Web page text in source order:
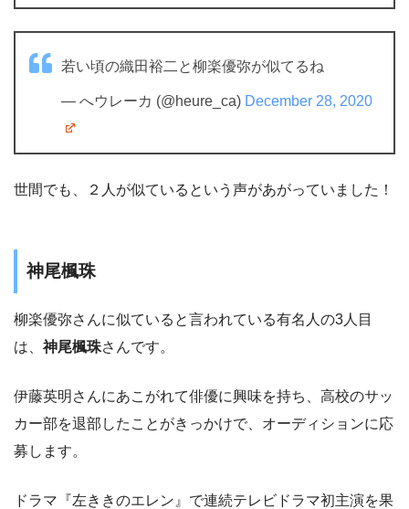
若い頃の織田裕二と柳楽優弥が似てるね
— へウレーカ (@heure_ca) December 28, 2020
世間でも、２人が似ているという声があがっていました！
神尾楓珠
柳楽優弥さんに似ていると言われている有名人の3人目
は、 神尾楓珠さんです。
伊藤英明さんにあこがれて俳優に興味を持ち、高校のサッ
カー部を退部したことがきっかけで、オーディションに応
募します。
ドラマ『左ききのエレン』で連続テレビドラマ初主演を果